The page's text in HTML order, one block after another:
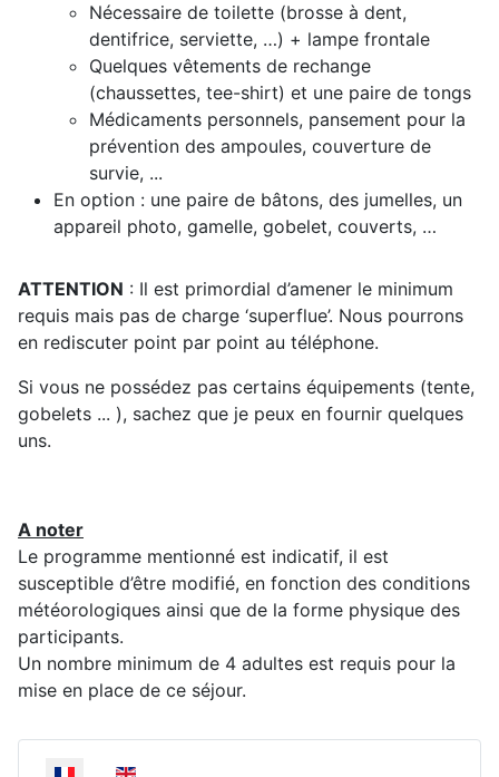
Nécessaire de toilette (brosse à dent,
dentifrice, serviette, …) + lampe frontale
Quelques vêtements de rechange
(chaussettes, tee-shirt) et une paire de tongs
Médicaments personnels, pansement pour la
prévention des ampoules, couverture de
survie, ...
En option : une paire de bâtons, des jumelles, un
appareil photo, gamelle, gobelet, couverts, …
ATTENTION : Il est primordial d’amener le minimum
requis mais pas de charge ‘superflue’. Nous pourrons
en rediscuter point par point au téléphone.
Si vous ne possédez pas certains équipements (tente,
gobelets ... ), sachez que je peux en fournir quelques
uns.
A noter
Le programme mentionné est indicatif, il est
susceptible d’être modifié, en fonction des conditions
météorologiques ainsi que de la forme physique des
participants.
Un nombre minimum de 4 adultes est requis pour la
mise en place de ce séjour.
Sélectionnez votre langue